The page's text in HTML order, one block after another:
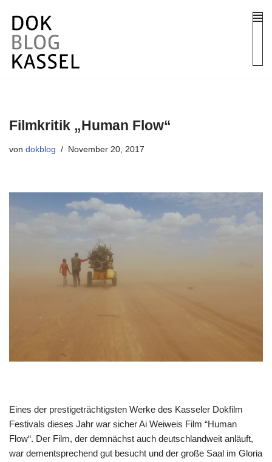
Zum
Inhalt
springen
Filmkritik „Human Flow“
von dokblog November 20, 2017
Eines der prestigeträchtigsten Werke des Kasseler Dokfilm
Festivals dieses Jahr war sicher Ai Weiweis Film “Human
Flow“. Der Film, der demnächst auch deutschlandweit anläuft,
war dementsprechend gut besucht und der große Saal im Gloria